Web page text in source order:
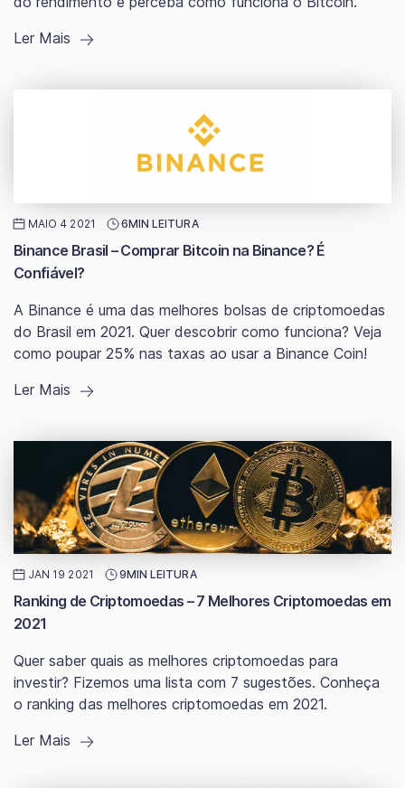
Ler Mais
MAIO 4 2021 6MIN LEITURA
Binance Brasil – Comprar Bitcoin na Binance? É
Confiável?
A Binance é uma das melhores bolsas de criptomoedas
do Brasil em 2021. Quer descobrir como funciona? Veja
como poupar 25% nas taxas ao usar a Binance Coin!
Ler Mais
JAN 19 2021 9MIN LEITURA
Ranking de Criptomoedas – 7 Melhores Criptomoedas em
2021
Quer saber quais as melhores criptomoedas para
investir? Fizemos uma lista com 7 sugestões. Conheça
o ranking das melhores criptomoedas em 2021.
Ler Mais